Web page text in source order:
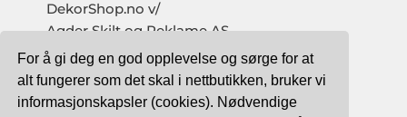
For å gi deg en god opplevelse og sørge for at
alt fungerer som det skal i nettbutikken, bruker vi
informasjonskapsler (cookies). Nødvendige
DekorShop.no v/
Agder Skilt og Reklame AS
Org. nr: 997 633 016 MVA
salg@dekorshop.no